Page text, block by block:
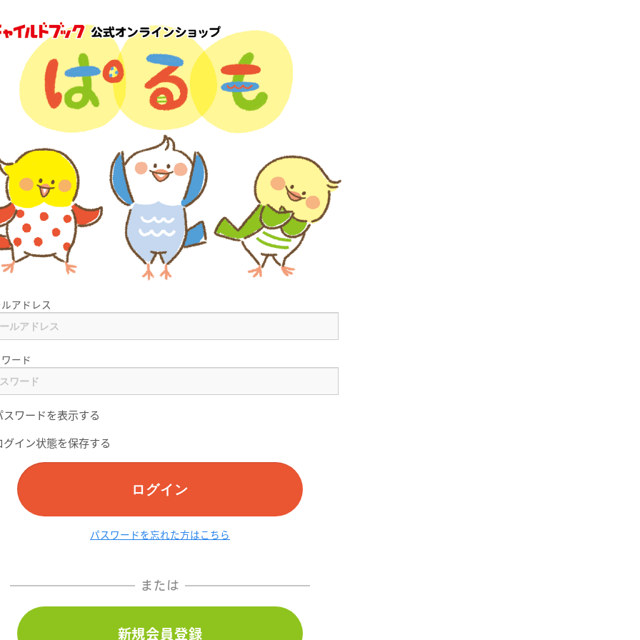
アドレス
ード
ワードを表示する
イン状態を保存する
ログイン
パスワードを忘れた方はこちら
または
新規会員登録